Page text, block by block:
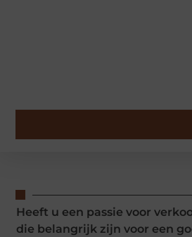
Heeft u een passie voor
die belangrijk zijn voor een